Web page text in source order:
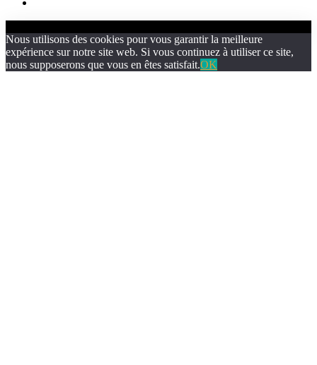
Nous utilisons des cookies pour vous garantir la meilleure
expérience sur notre site web. Si vous continuez à utiliser ce site,
nous supposerons que vous en êtes satisfait.OK